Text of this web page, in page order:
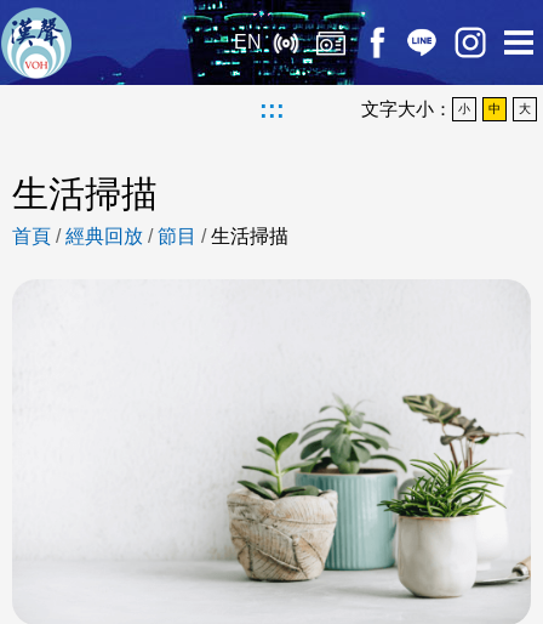
EN
::: 文字大小： 小 中 大
生活掃描
首頁 /經典回放 /節目 /生活掃描